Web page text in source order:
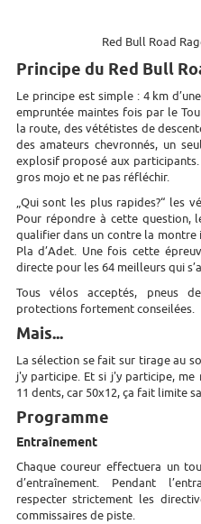
Red Bull Road
Principe du Red Bull
Le principe est simple : 4 km
empruntée maintes fois par le
la route, des vététistes de
des amateurs chevronnés, un
explosif proposé aux
gros mojo et ne pas réfléchir.
„Qui sont les plus rapides?“ les
Pour répondre à cette question,
qualifier dans un contre la montre
Pla d’Adet. Une fois cette
directe pour les 64 meilleurs qui
Tous vélos acceptés, pneus
protections fortement conseilées.
Mais...
La sélection se fait sur tirage au
j'y participe. Et si j'y participe,
11 dents, car 50x12, ça fait limite
Programme
Entraînement
Chaque coureur effectuera un
d’entraînement. Pendant
respecter strictement les
commissaires de piste.